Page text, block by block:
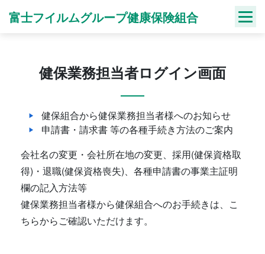
富士フイルムグループ健康保険組合
健保業務担当者ログイン画面
健保組合から健保業務担当者様へのお知らせ
申請書・請求書 等の各種手続き方法のご案内
会社名の変更・会社所在地の変更、採用(健保資格取
得)・退職(健保資格喪失)、各種申請書の事業主証明
欄の記入方法等
健保業務担当者様から健保組合へのお手続きは、こ
ちらからご確認いただけます。